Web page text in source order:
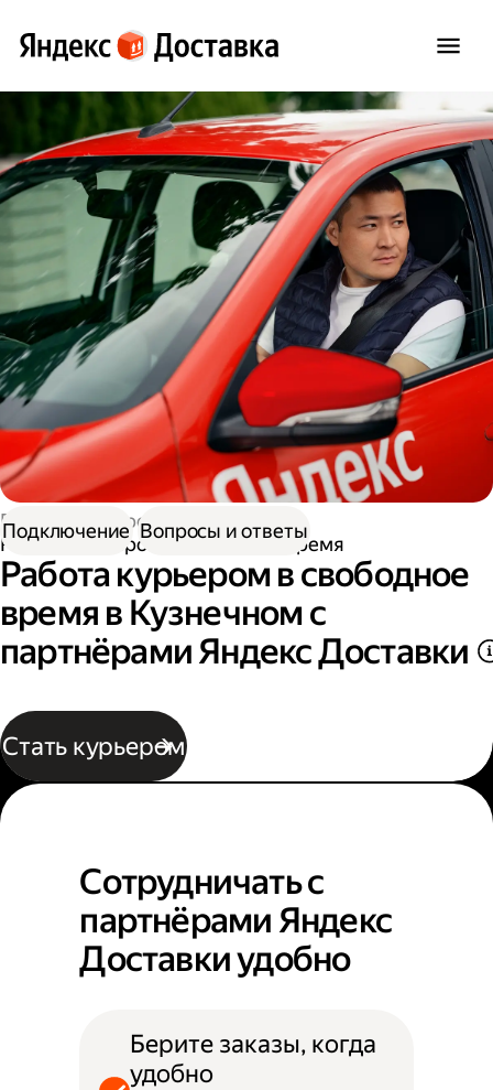
Работа курьером
Работа курьером в свободное время
Работа курьером в свободное
время в Кузнечном с
партнёрами Яндекс Доставки
Стать курьером
Подключение Вопросы и ответы
Сотрудничать с
партнёрами Яндекс
Доставки удобно
Берите заказы, когда
удобно